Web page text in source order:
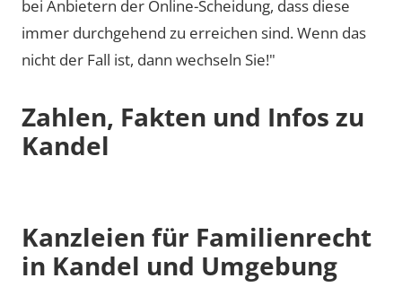
bei Anbietern der Online-Scheidung, dass diese
immer durchgehend zu erreichen sind. Wenn das
nicht der Fall ist, dann wechseln Sie!"
Zahlen, Fakten und Infos zu
Kandel
Kanzleien für Familienrecht
in Kandel und Umgebung